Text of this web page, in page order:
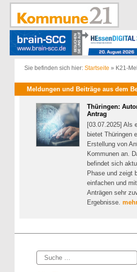
Zum
springen
Sie befinden sich hier: Startseite » K21-
Meldungen und Beiträge aus dem
Thüringen:
Antrag
[03.07.2025] Als
bietet Thüringen
Erstellung von
Kommunen an.
befindet sich
Phase und zeigt
einfachen und
Anträgen sehr
Ergebnisse.
Suche